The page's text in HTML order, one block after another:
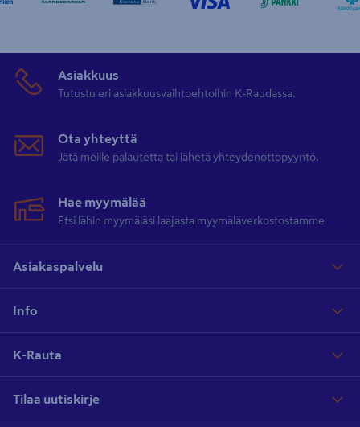
Asiakkuus
Tutustu eri asiakkuusvaihtoehtoihin K-Raudassa.
Ota yhteyttä
Jätä meille palautetta tai lähetä yhteydenottopyyntö.
Hae myymälää
Etsi lähin myymäläsi laajasta myymäläverkostostamme
Asiakaspalvelu
Info
K-Rauta
Tilaa uutiskirje